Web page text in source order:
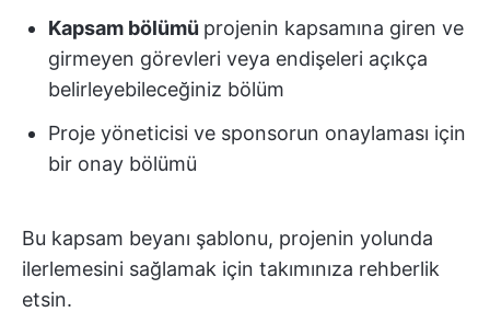
Kapsam bölümü projenin kapsamına giren ve
girmeyen görevleri veya endişeleri açıkça
belirleyebileceğiniz bölüm
Proje yöneticisi ve sponsorun onaylaması için
bir onay bölümü
Bu kapsam beyanı şablonu, projenin yolunda
ilerlemesini sağlamak için takımınıza rehberlik
etsin.